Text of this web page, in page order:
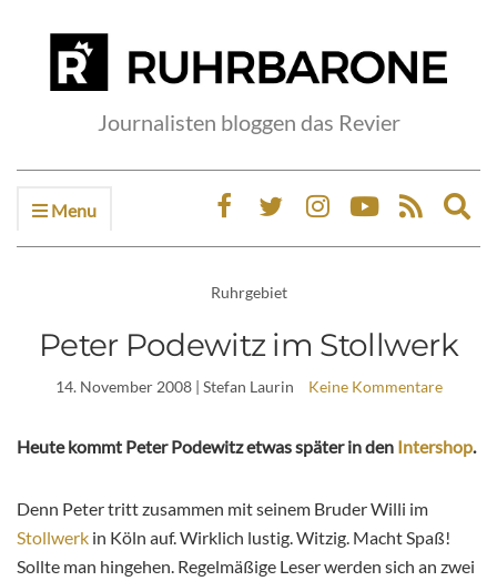
Journalisten bloggen das Revier
Menu
Ruhrgebiet
Peter Podewitz im Stollwerk
14. November 2008| Stefan Laurin Keine Kommentare
Heute kommt Peter Podewitz etwas später in den Intershop.
Denn Peter tritt zusammen mit seinem Bruder Willi im
Stollwerk in Köln auf. Wirklich lustig. Witzig. Macht Spaß!
Sollte man hingehen. Regelmäßige Leser werden sich an zwei